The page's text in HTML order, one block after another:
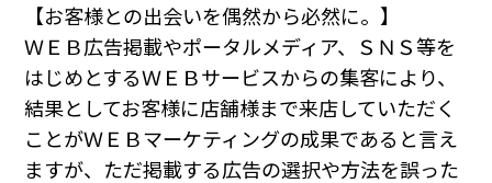
【お客様との出会いを偶然から必然に。】
ＷＥＢ広告掲載やポータルメディア、ＳＮＳ等を
はじめとするＷＥＢサービスからの集客により、
結果としてお客様に店舗様まで来店していただく
ことがＷＥＢマーケティングの成果であると言え
ますが、ただ掲載する広告の選択や方法を誤った